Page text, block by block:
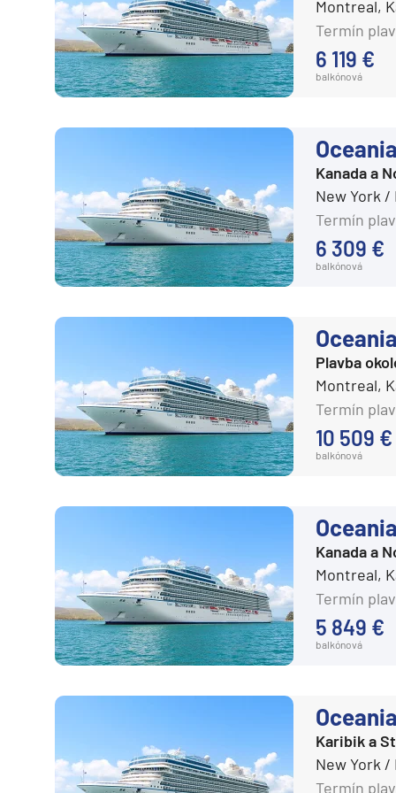
Kanárske ostrovy a
Karibik a Stredná Amerika
Bahamy
Južný Karibik
Kalifornia a Mexiko
Karibik a Stredná
Východný Karibik
Západný Karibik
Severná Amerika
Aljaška
Kanada a Nové Anglicko
Západné pobrežie USA
Južná Amerika
Južná Amerika
Arabský polostrov
Emiráty a Perzský záliv
Ázia
India
Japonsko
Austrália a Nový Zéland
Austrália a Nový
Afrika a Indický oceán
Regent Seven Seas
Ritz-Carlton
Royal Caribbean Cruises
Seabourn
Silversea
Variety Cruises
Virgin Voyages
Windstar Cruises
Montreal,
Termín
6 119 €
balkónová
Kanada a
New York /
Termín
6 309 €
balkónová
Plavba
Montreal,
Termín
10 509 €
balkónová
Kanada a
Montreal,
Termín
5 849 €
balkónová
Karibik a
New York /
Termín